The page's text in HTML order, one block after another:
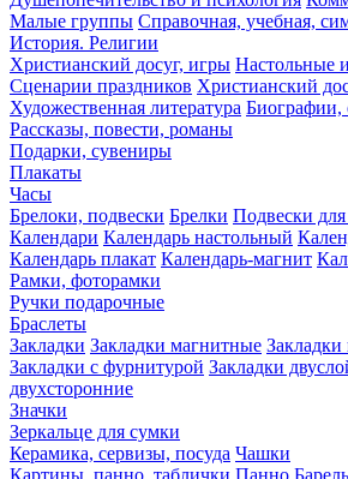
Малые группы Справочная, учебная,
История. Религии
Христианский досуг, игры Настольные
Сценарии праздников Христианский
Художественная литература Биографии,
Рассказы, повести, романы
Подарки, сувениры
Плакаты
Часы
Брелоки, подвески Брелки Подвески
Календари Календарь настольный
Календарь плакат Календарь-магнит
Рамки, фоторамки
Ручки подарочные
Браслеты
Закладки Закладки магнитные
Закладки с фурнитурой Закладки
двухсторонние
Значки
Зеркальце для сумки
Керамика, сервизы, посуда Чашки
Картины, панно, таблички Панно